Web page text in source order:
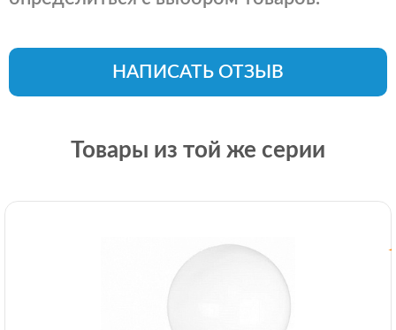
НАПИСАТЬ ОТЗЫВ
Товары из той же серии